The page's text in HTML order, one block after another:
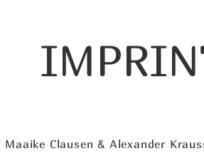
Maaike Clausen & Alexander